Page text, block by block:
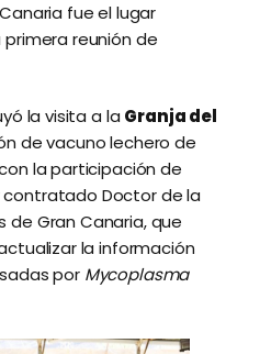
fue el lugar
reunión de
la visita a la Granja del
de vacuno lechero de
la participación de
contratado Doctor de la
de Gran Canaria, que
la información
por Mycoplasma